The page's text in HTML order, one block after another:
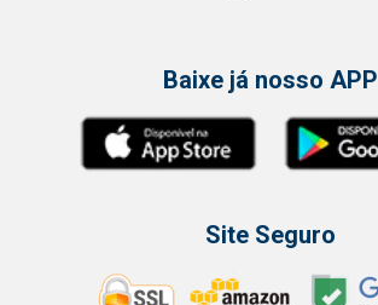
Baixe já nosso APP
Site Seguro